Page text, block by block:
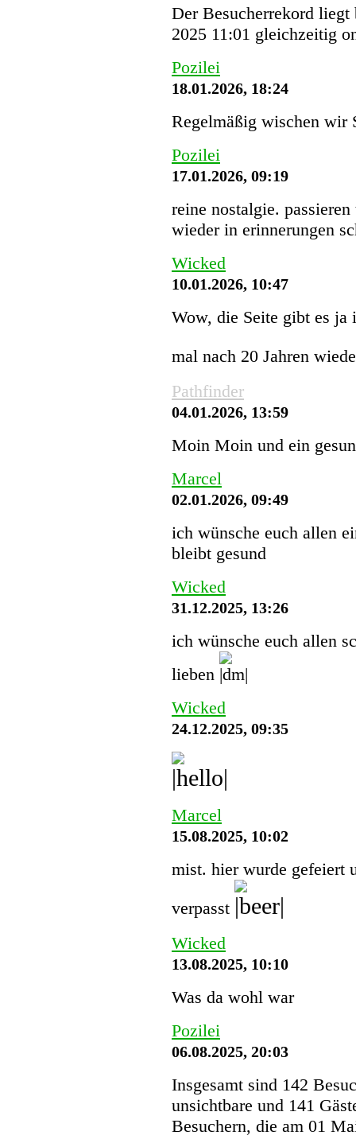
Der Besucherrekord
2025 11:01 gleichzeitig
Pozilei
18.01.2026, 18:24
Regelmäßig wischen wir
Pozilei
17.01.2026, 09:19
reine nostalgie.
wieder in erinnerungen
Wicked
10.01.2026, 10:47
Wow, die Seite gibt es ja
mal nach 20 Jahren
Pathfinder
04.01.2026, 13:59
Moin Moin und ein
Marcel
02.01.2026, 09:49
ich wünsche euch allen
bleibt gesund
Wicked
31.12.2025, 13:26
ich wünsche euch allen
lieben
Wicked
24.12.2025, 09:35
Marcel
15.08.2025, 10:02
mist. hier wurde gefeiert
verpasst
Wicked
13.08.2025, 10:10
Was da wohl war
Pozilei
06.08.2025, 20:03
Insgesamt sind 142
unsichtbare und 141
Besuchern, die am 01